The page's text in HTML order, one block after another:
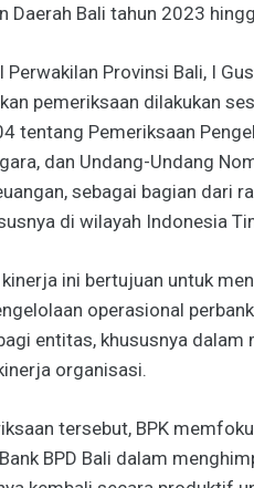
Daerah Bali tahun 2023
Perwakilan Provinsi Bali, I
pemeriksaan dilakukan
tentang Pemeriksaan
dan Undang-Undang
sebagai bagian dari
di wilayah Indonesia
ini bertujuan untuk
operasional
entitas, khususnya
organisasi.
tersebut, BPK
BPD Bali dalam